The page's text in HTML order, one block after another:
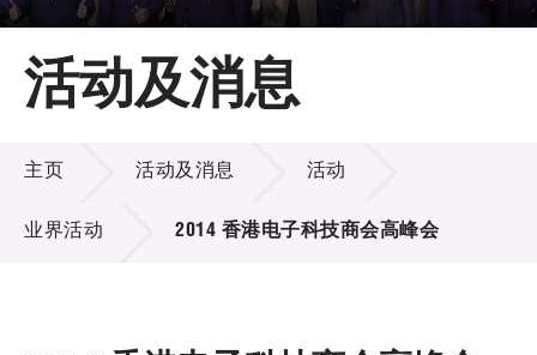
主页
关于LSCM
技术商品化
项目及资助计划
活动及消息
活动及消息
活动及消息
主页 活动及消息 活动
业界活动 2014 香港电子科技商会高峰会